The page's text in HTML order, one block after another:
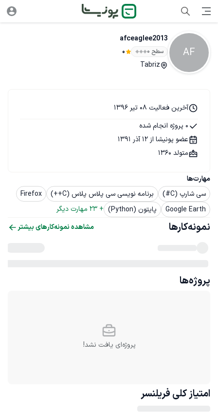
AF
afceaglee2013
سطح ۰ 0
Tabriz
مهارت‌ها
سی شارپ (C#)
برنامه نویسی سی پلاس پلاس (C++)
Firefox
Google Earth
پایتون (Python) +
23 مهارت دیگر
آخرین فعالیت 08 تیر 1396
0 پروژه انجام شده
عضو پونیشا از 12 آذر 1391
متولد 1360
نمونه‌کارها مشاهده نمونه‌کارهای بیشتر
پروژه‌ها
پروژه‌ای یافت نشد!
امتیاز کلی فریلنسر